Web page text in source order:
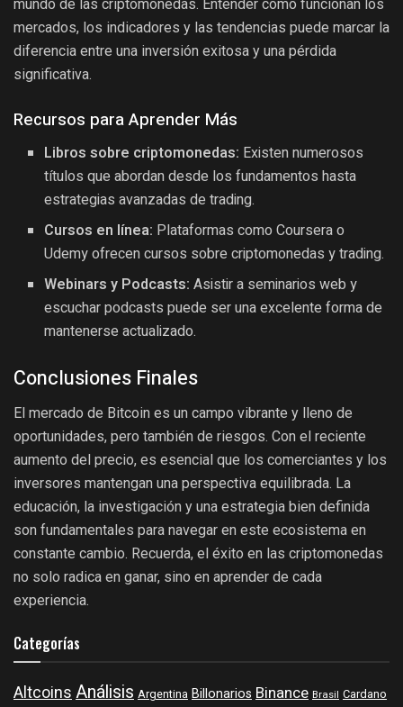
mundo de las criptomonedas. Entender cómo funcionan los
mercados, los indicadores y las tendencias puede marcar la
diferencia entre una inversión exitosa y una pérdida
significativa.
Recursos para Aprender Más
Libros sobre criptomonedas: Existen numerosos
títulos que abordan desde los fundamentos hasta
estrategias avanzadas de trading.
Cursos en línea: Plataformas como Coursera o
Udemy ofrecen cursos sobre criptomonedas y trading.
Webinars y Podcasts: Asistir a seminarios web y
escuchar podcasts puede ser una excelente forma de
mantenerse actualizado.
Conclusiones Finales
El mercado de Bitcoin es un campo vibrante y lleno de
oportunidades, pero también de riesgos. Con el reciente
aumento del precio, es esencial que los comerciantes y los
inversores mantengan una perspectiva equilibrada. La
educación, la investigación y una estrategia bien definida
son fundamentales para navegar en este ecosistema en
constante cambio. Recuerda, el éxito en las criptomonedas
no solo radica en ganar, sino en aprender de cada
experiencia.
Categorías
AltcoinsAnálisis Argentina Billonarios Binance Brasil Cardano